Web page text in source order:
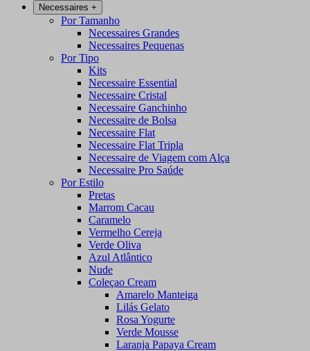
Necessaires +
Por Tamanho
Necessaires Grandes
Necessaires Pequenas
Por Tipo
Kits
Necessaire Essential
Necessaire Cristal
Necessaire Ganchinho
Necessaire de Bolsa
Necessaire Flat
Necessaire Flat Tripla
Necessaire de Viagem com Alça
Necessaire Pro Saúde
Por Estilo
Pretas
Marrom Cacau
Caramelo
Vermelho Cereja
Verde Oliva
Azul Atlântico
Nude
Coleçao Cream
Amarelo Manteiga
Lilás Gelato
Rosa Yogurte
Verde Mousse
Laranja Papaya Cream